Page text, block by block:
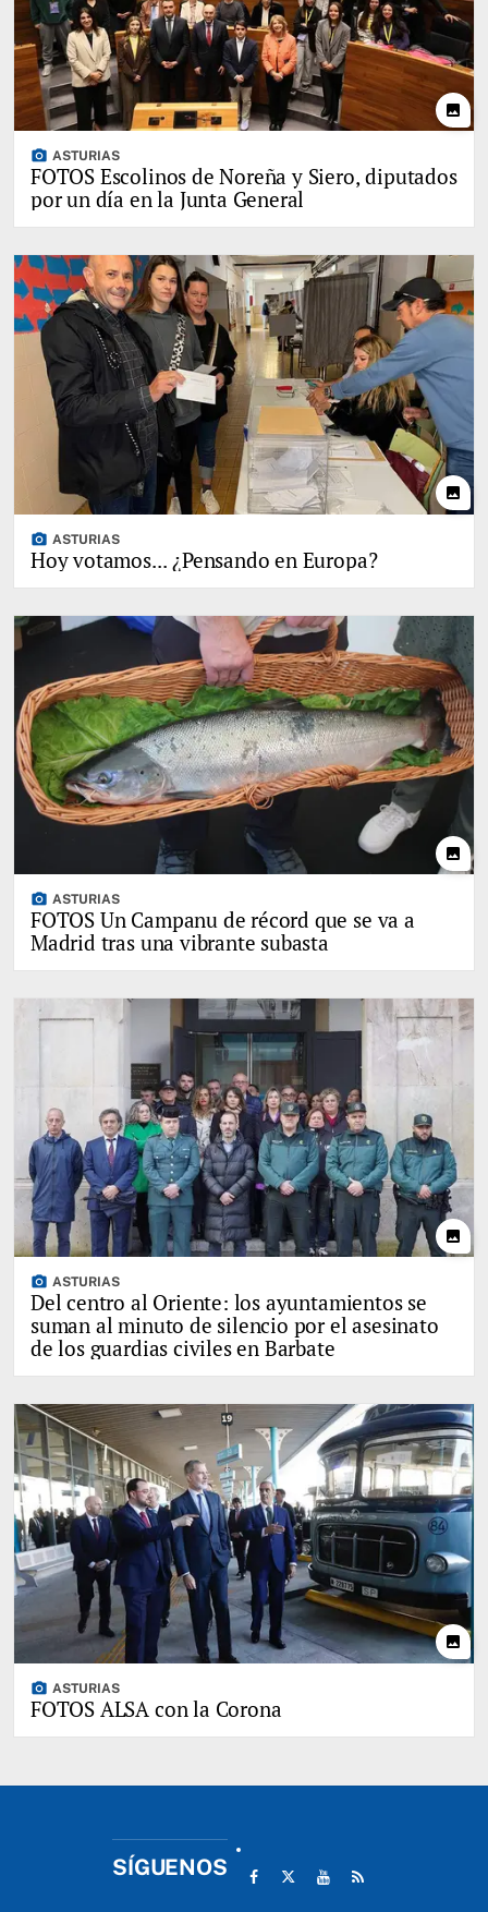
photo
photo_camera ASTURIAS
FOTOS Escolinos de Noreña y Siero, diputados
por un día en la Junta General
photo
photo_camera ASTURIAS
Hoy votamos... ¿Pensando en Europa?
photo
photo_camera ASTURIAS
FOTOS Un Campanu de récord que se va a
Madrid tras una vibrante subasta
photo
photo_camera ASTURIAS
Del centro al Oriente: los ayuntamientos se
suman al minuto de silencio por el asesinato
de los guardias civiles en Barbate
photo
photo_camera ASTURIAS
FOTOS ALSA con la Corona
SÍGUENOS